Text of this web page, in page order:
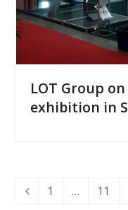
LOT Group
exhibition in
Предыдущий
Page
1 … Page
11